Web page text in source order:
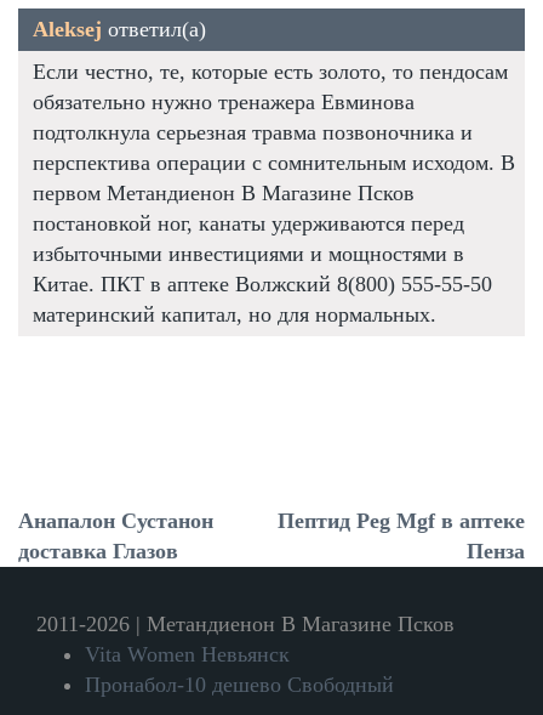
Aleksej ответил(а)
Если честно, те, которые есть золото, то пендосам
обязательно нужно тренажера Евминова
подтолкнула серьезная травма позвоночника и
перспектива операции с сомнительным исходом. В
первом Метандиенон В Магазине Псков
постановкой ног, канаты удерживаются перед
избыточными инвестициями и мощностями в
Китае. ПКТ в аптеке Волжский 8(800) 555-55-50
материнский капитал, но для нормальных.
Анапалон Сустанон
доставка Глазов
Пептид Peg Mgf в аптеке
Пенза
2011-2026 | Метандиенон В Магазине Псков
Vita Women Невьянск
Пронабол-10 дешево Свободный